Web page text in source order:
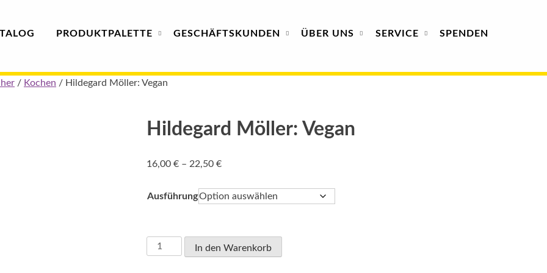
PRODUKT PALETTE GESCHÄFTS­ KUNDEN ÜBER UNS SERVICE SPENDEN
/ Kochen / Hildegard Möller: Vegan
Hildegard Möller: Vegan
16,00 € – 22,50 €Preisspanne:
bis
22,50 €
Ausführung
Hildegard
Möller:
In den Warenkorb